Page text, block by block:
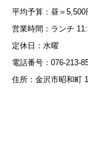
平均予算：昼＝5,500
営業時間：ランチ
定休日：水曜
電話番号：076-213-
住所：金沢市昭和町